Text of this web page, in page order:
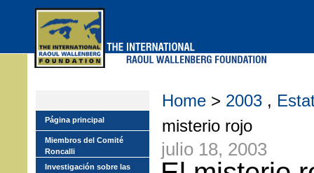
Home > 2003 ,
misterio rojo
julio 18, 2003
Página principal
Miembros del Comité
Roncalli
Investigación sobre las